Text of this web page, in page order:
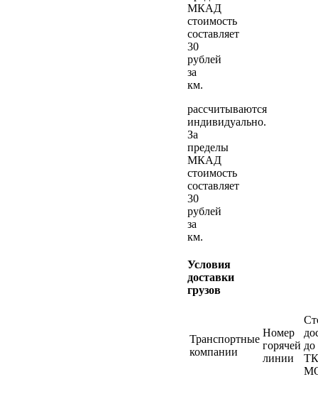
МКАД
стоимость
составляет
30
рублей
за
км.
рассчитываются
индивидуально.
За
пределы
МКАД
стоимость
составляет
30
рублей
за
км.
Условия
доставки
грузов
Транспортные
компании
Номер
горячей
линии
до